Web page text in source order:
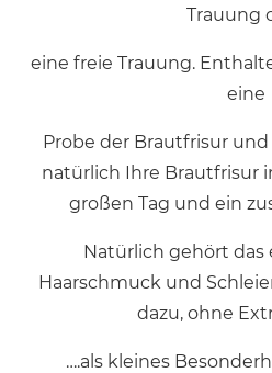
Trauung
eine freie Trauung.
eine
Probe der Brautfrisur
natürlich Ihre Brautfrisur
großen Tag und ein
Natürlich gehört das
Haarschmuck und
dazu, ohne
….als kleines